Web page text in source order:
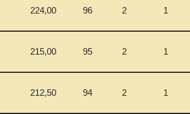
224,00 96 2 1
215,00 95 2 1
212,50 94 2 1